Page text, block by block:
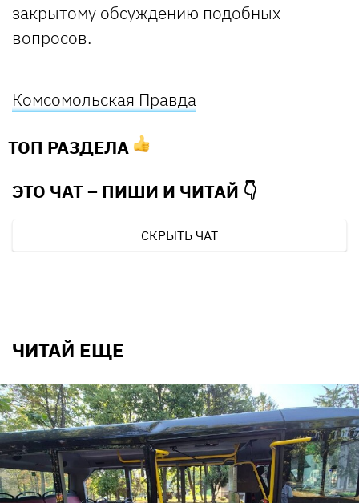
закрытому обсуждению подобных
вопросов.
Комсомольская Правда
ТОП РАЗДЕЛА
ЭТО ЧАТ – ПИШИ И ЧИТАЙ 👇
СКРЫТЬ ЧАТ
ЧИТАЙ ЕЩЕ